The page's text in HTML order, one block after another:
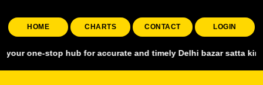
HOME CHARTS CONTACT LOGIN
hub for accurate and timely Delhi bazar satta king,